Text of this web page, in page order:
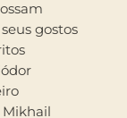
gostos
Mikhail